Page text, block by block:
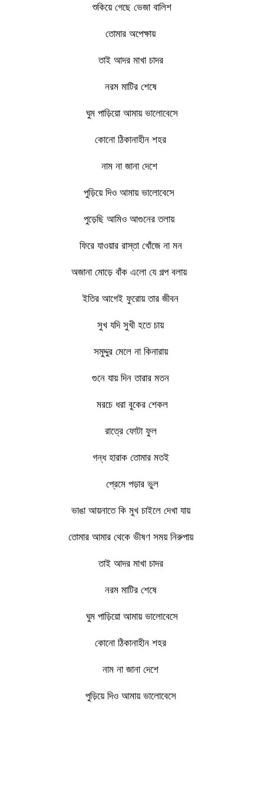
শুকিয়ে গেছে ভেজা বালিশ
তোমার অপেক্ষায়
তাই আদর মাখা চাদর
নরম মাটির শেষে
ঘুম পাড়িয়ো আমায় ভালোবেসে
কোনো ঠিকানাহীন শহর
নাম না জানা দেশে
পুড়িয়ে দিও আমায় ভালোবেসে
পুড়েছি আমিও আগুনের তলায়
ফিরে যাওয়ার রাস্তা খোঁজে না মন
অজানা মোড়ে বাঁক এলো যে গল্প বলায়
ইতির আগেই ফুরোয় তার জীবন
সুখ যদি সুখী হতে চায়
সমুদ্দুর মেলে না কিনারায়
গুনে যায় দিন তারার মতন
মরচে ধরা বুকের শেকল
রাত্রে ফোটা ফুল
গন্ধ হারাক তোমার মতই
প্রেমে পড়ার ভুল
ভাঙা আয়নাতে কি মুখ চাইলে দেখা যায়
তোমার আমার থেকে ভীষণ সময় নিরুপায়
তাই আদর মাখা চাদর
নরম মাটির শেষে
ঘুম পাড়িয়ো আমায় ভালোবেসে
কোনো ঠিকানাহীন শহর
নাম না জানা দেশে
পুড়িয়ে দিও আমায় ভালোবেসে